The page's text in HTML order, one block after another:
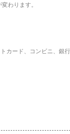
わります。
カード、コンビニ、銀